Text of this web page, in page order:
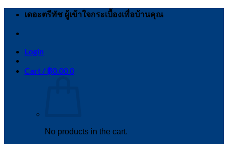
Skip
เดอะตรีทัช ผู้เข้าใจกระเบื้องเพื่อบ้านคุณ
Login
Cart / ฿0.000
No products in the cart.